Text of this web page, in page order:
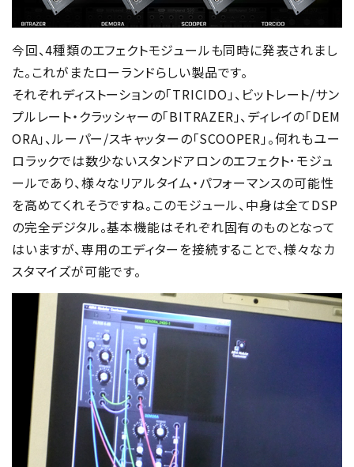
今回、4種類のエフェクトモジュールも同時に発表されまし
た。これがまたローランドらしい製品です。
それぞれディストーションの「TRICIDO」、ビットレート/サン
プルレート・クラッシャーの「BITRAZER」、ディレイの「DEM
ORA」、ルーパー/スキャッターの「SCOOPER」。何れもユー
ロラックでは数少ないスタンドアロンのエフェクト･モジュ
ールであり、様々なリアルタイム・パフォーマンスの可能性
を高めてくれそうですね。このモジュール、中身は全てDSP
の完全デジタル。基本機能はそれぞれ固有のものとなって
はいますが、専用のエディターを接続することで、様々なカ
スタマイズが可能です。